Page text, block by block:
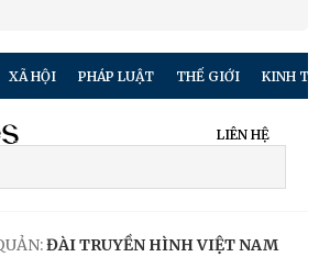
XÃ HỘI PHÁP LUẬT THẾ GIỚI KINH TẾ
LIÊN HỆ
ĐÀI TRUYỀN HÌNH VIỆT NAM